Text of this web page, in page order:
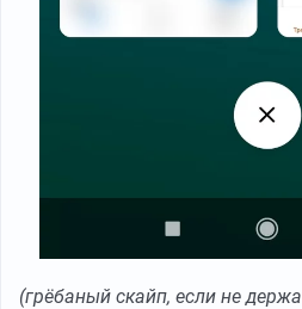
(грёбаный скайп, если не